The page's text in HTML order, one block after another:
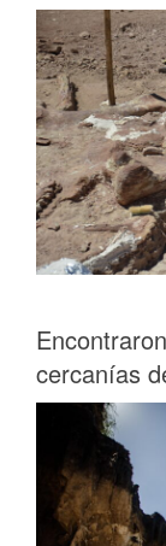
cercanías